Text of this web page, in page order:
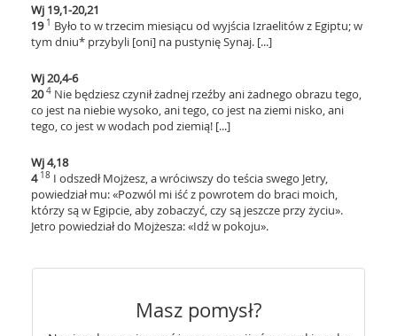
Wj 19,1-20,21
191 Było to w trzecim miesiącu od wyjścia Izraelitów z Egiptu; w
tym dniu* przybyli [oni] na pustynię Synaj. [...]
Wj 20,4-6
204 Nie będziesz czynił żadnej rzeźby ani żadnego obrazu tego,
co jest na niebie wysoko, ani tego, co jest na ziemi nisko, ani
tego, co jest w wodach pod ziemią! [...]
Wj 4,18
4 18 I odszedł Mojżesz, a wróciwszy do teścia swego Jetry,
powiedział mu: «Pozwól mi iść z powrotem do braci moich,
którzy są w Egipcie, aby zobaczyć, czy są jeszcze przy życiu».
Jetro powiedział do Mojżesza: «Idź w pokoju».
Masz pomysł?